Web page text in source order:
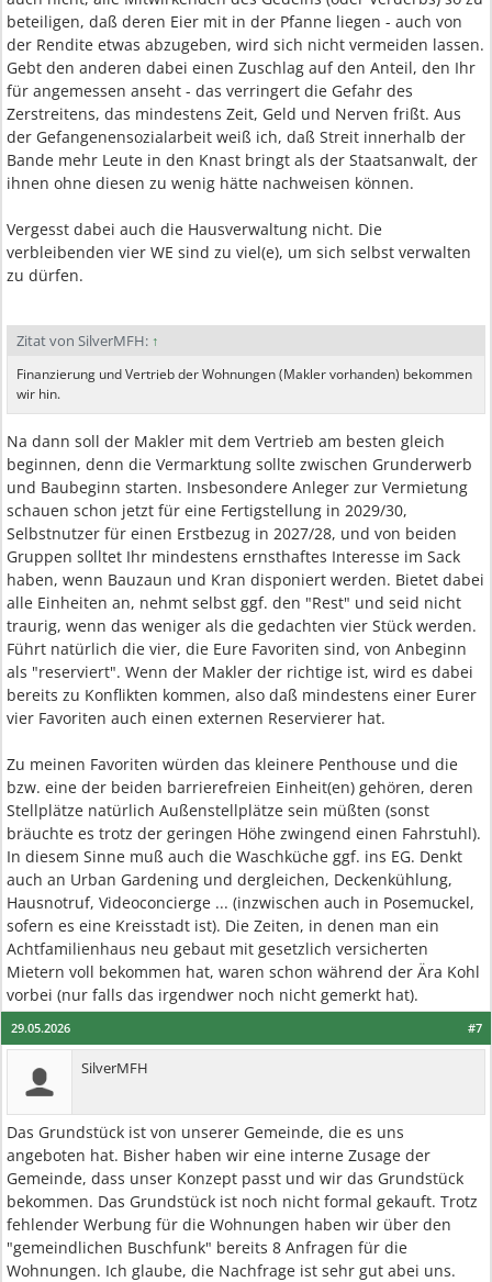
beteiligen, daß deren Eier mit in der Pfanne liegen - auch von
der Rendite etwas abzugeben, wird sich nicht vermeiden lassen.
Gebt den anderen dabei einen Zuschlag auf den Anteil, den Ihr
für angemessen anseht - das verringert die Gefahr des
Zerstreitens, das mindestens Zeit, Geld und Nerven frißt. Aus
der Gefangenensozialarbeit weiß ich, daß Streit innerhalb der
Bande mehr Leute in den Knast bringt als der Staatsanwalt, der
ihnen ohne diesen zu wenig hätte nachweisen können.
Vergesst dabei auch die Hausverwaltung nicht. Die
verbleibenden vier WE sind zu viel(e), um sich selbst verwalten
zu dürfen.
Zitat von SilverMFH: ↑
Finanzierung und Vertrieb der Wohnungen (Makler vorhanden) bekommen
wir hin.
Na dann soll der Makler mit dem Vertrieb am besten gleich
beginnen, denn die Vermarktung sollte zwischen Grunderwerb
und Baubeginn starten. Insbesondere Anleger zur Vermietung
schauen schon jetzt für eine Fertigstellung in 2029/30,
Selbstnutzer für einen Erstbezug in 2027/28, und von beiden
Gruppen solltet Ihr mindestens ernsthaftes Interesse im Sack
haben, wenn Bauzaun und Kran disponiert werden. Bietet dabei
alle Einheiten an, nehmt selbst ggf. den "Rest" und seid nicht
traurig, wenn das weniger als die gedachten vier Stück werden.
Führt natürlich die vier, die Eure Favoriten sind, von Anbeginn
als "reserviert". Wenn der Makler der richtige ist, wird es dabei
bereits zu Konflikten kommen, also daß mindestens einer Eurer
vier Favoriten auch einen externen Reservierer hat.
Zu meinen Favoriten würden das kleinere Penthouse und die
bzw. eine der beiden barrierefreien Einheit(en) gehören, deren
Stellplätze natürlich Außenstellplätze sein müßten (sonst
bräuchte es trotz der geringen Höhe zwingend einen Fahrstuhl).
In diesem Sinne muß auch die Waschküche ggf. ins EG. Denkt
auch an Urban Gardening und dergleichen, Deckenkühlung,
Hausnotruf, Videoconcierge ... (inzwischen auch in Posemuckel,
sofern es eine Kreisstadt ist). Die Zeiten, in denen man ein
Achtfamilienhaus neu gebaut mit gesetzlich versicherten
Mietern voll bekommen hat, waren schon während der Ära Kohl
vorbei (nur falls das irgendwer noch nicht gemerkt hat).
#7
29.05.2026
SilverMFH
Das Grundstück ist von unserer Gemeinde, die es uns
angeboten hat. Bisher haben wir eine interne Zusage der
Gemeinde, dass unser Konzept passt und wir das Grundstück
bekommen. Das Grundstück ist noch nicht formal gekauft. Trotz
fehlender Werbung für die Wohnungen haben wir über den
"gemeindlichen Buschfunk" bereits 8 Anfragen für die
Wohnungen. Ich glaube, die Nachfrage ist sehr gut abei uns.